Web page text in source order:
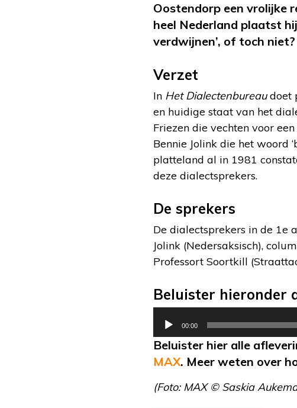
Oostendorp een vrolijke
heel Nederland plaatst
verdwijnen’, of toch
Verzet
In Het Dialectenbureaudoet
en huidige staat van het
Friezen die vechten voor
Bennie Jolink die het woord
platteland al in 1981
deze dialectsprekers.
De sprekers
De dialectsprekers in de 1e
Jolink (Nedersaksisch),
Professort Soortkill
Beluister hieronder
00:00
Beluister hier alle
MAX. Meer weten over
(Foto: MAX © Saskia